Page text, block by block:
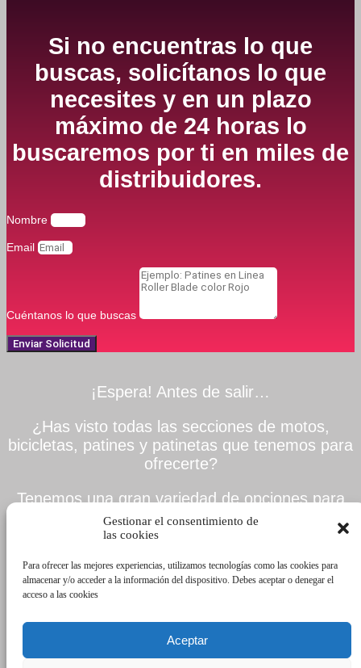
Gestionar el consentimiento de
las cookies
Para ofrecer las mejores experiencias, utilizamos tecnologías como las cookies para
almacenar y/o acceder a la información del dispositivo. Debes aceptar o denegar el
acceso a las cookies
Aceptar
Si no encuentras lo que
buscas, solicítanos lo que
necesites y en un plazo
máximo de 24 horas lo
buscaremos por ti en miles de
distribuidores.
Nombre
Email
Cuéntanos lo que buscas
Enviar Solicitud
¡Espera! Antes de salir…
¿Has visto todas las secciones de motos,
bicicletas, patines y patinetas que tenemos para
ofrecerte?
Tenemos una gran variedad de opciones para
todos los gustos y necesidades. solo ingresa a
la categoría que más te llame la anteción
Motos